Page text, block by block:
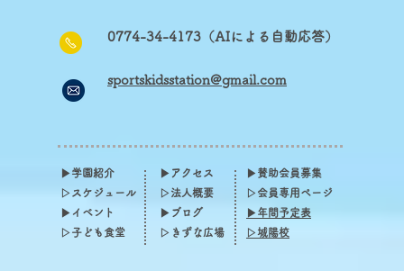
0774-34-4173（AIによる自動応答）
sportskidsstation@gmail.com
▶学園紹介
▷スケジュール​
▶イベント
​▷子ども食堂
▶アクセス
▷法人概要
▶ブログ
▷きずな広場
▶賛助会員募集
▷会員専用ページ
▶年間予定表
▷城陽校